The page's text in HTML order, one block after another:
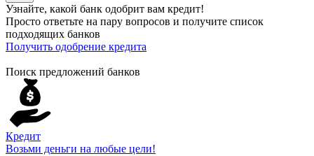
Узнайте, какой банк одобрит вам кредит!
Просто ответьте на пару вопросов и получите список
подходящих банков
Получить одобрение кредита
Поиск предложений банков
Кредит
Возьми деньги на любые цели!